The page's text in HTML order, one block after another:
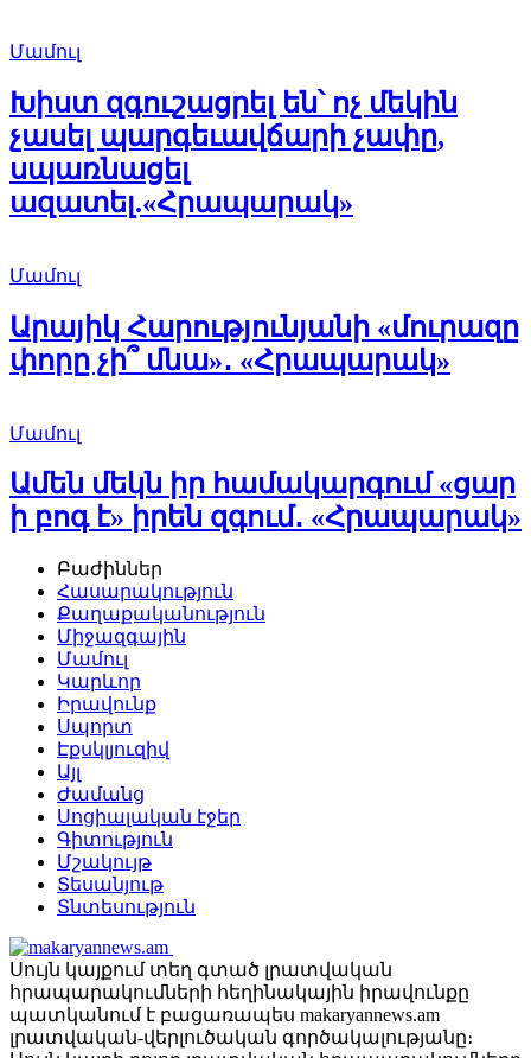
Մամուլ
Խիստ զգուշացրել են՝ ոչ մեկին
չասել պարգեւավճարի չափը,
սպառնացել
ազատել.«Հրապարակ»
Մամուլ
Արայիկ Հարությունյանի «մուրազը
փորը չի՞ մնա»․ «Հրապարակ»
Մամուլ
Ամեն մեկն իր համակարգում «ցար
ի բոգ է» իրեն զգում․ «Հրապարակ»
Բաժիններ
Հասարակություն
Քաղաքականություն
Միջազգային
Մամուլ
Կարևոր
Իրավունք
Սպորտ
Էքսկլյուզիվ
Այլ
Ժամանց
Սոցիալական էջեր
Գիտություն
Մշակույթ
Տեսանյութ
Տնտեսություն
Սույն կայքում տեղ գտած լրատվական
հրապարակումների հեղինակային իրավունքը
պատկանում է բացառապես makaryannews.am
լրատվական-վերլուծական գործակալությանը։